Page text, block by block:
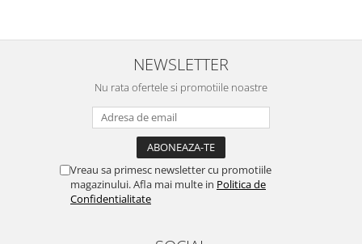
NEWSLETTER
Nu rata ofertele si promotiile noastre
Vreau sa primesc newsletter cu promotiile
magazinului. Afla mai multe in Politica de
Confidentialitate